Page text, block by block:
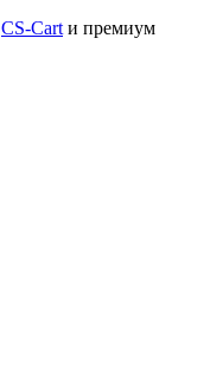
CS-Cart и премиум